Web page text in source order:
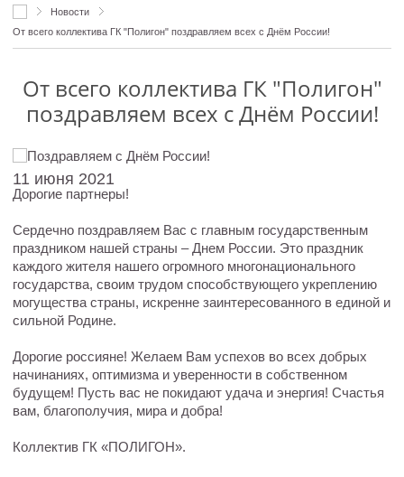
Новости
От всего коллектива ГК "Полигон" поздравляем всех с Днём России!
От всего коллектива ГК "Полигон"
поздравляем всех с Днём России!
11 июня 2021
Дорогие партнеры!
Сердечно поздравляем Вас с главным государственным
праздником нашей страны – Днем России. Это праздник
каждого жителя нашего огромного многонационального
государства, своим трудом способствующего укреплению
могущества страны, искренне заинтересованного в единой и
сильной Родине.
Дорогие россияне! Желаем Вам успехов во всех добрых
начинаниях, оптимизма и уверенности в собственном
будущем! Пусть вас не покидают удача и энергия! Счастья
вам, благополучия, мира и добра!
Коллектив ГК «ПОЛИГОН».